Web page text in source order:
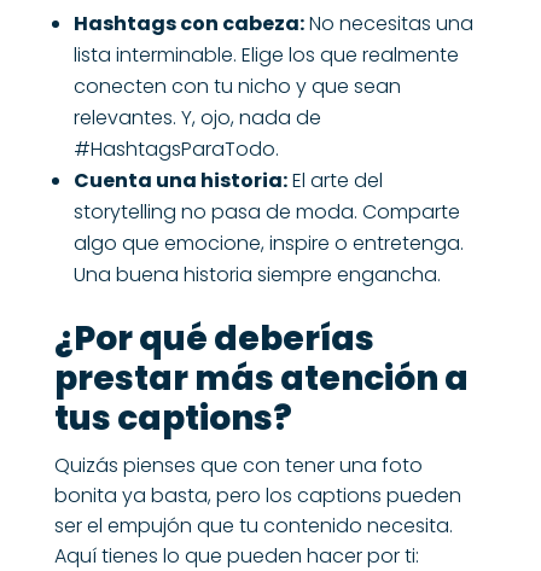
Hashtags con cabeza:No necesitas una
lista interminable. Elige los que realmente
conecten con tu nicho y que sean
relevantes. Y, ojo, nada de
#HashtagsParaTodo.
Cuenta una historia:El arte del
storytelling no pasa de moda. Comparte
algo que emocione, inspire o entretenga.
Una buena historia siempre engancha.
¿Por qué deberías
prestar más atención a
tus captions?
Quizás pienses que con tener una foto
bonita ya basta, pero los captions pueden
ser el empujón que tu contenido necesita.
Aquí tienes lo que pueden hacer por ti: